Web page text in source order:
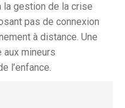
gestion de la crise
pas de connexion
à distance. Une
mineurs
l’enfance.